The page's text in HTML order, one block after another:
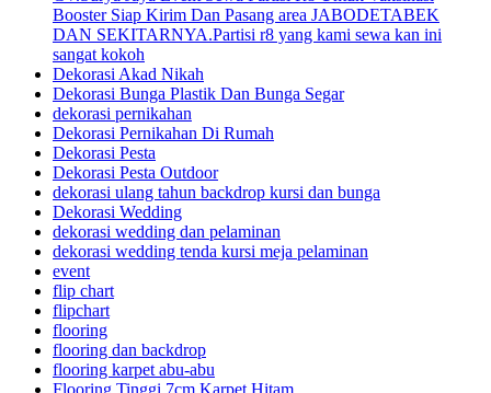
Booster Siap Kirim Dan Pasang area JABODETABEK
DAN SEKITARNYA.Partisi r8 yang kami sewa kan ini
sangat kokoh
Dekorasi Akad Nikah
Dekorasi Bunga Plastik Dan Bunga Segar
dekorasi pernikahan
Dekorasi Pernikahan Di Rumah
Dekorasi Pesta
Dekorasi Pesta Outdoor
dekorasi ulang tahun backdrop kursi dan bunga
Dekorasi Wedding
dekorasi wedding dan pelaminan
dekorasi wedding tenda kursi meja pelaminan
event
flip chart
flipchart
flooring
flooring dan backdrop
flooring karpet abu-abu